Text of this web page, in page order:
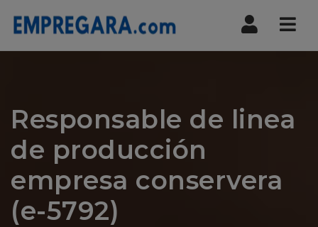
Responsable de linea
de producción
empresa conservera
(e-5792)